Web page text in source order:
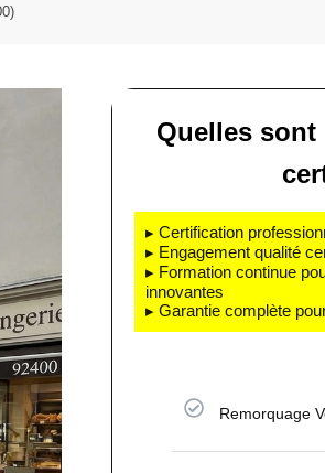
Quelles sont
▸ Certification
▸ Engagement qualité
▸ Formation continue
innovantes
▸ Garantie complète
Remorquage